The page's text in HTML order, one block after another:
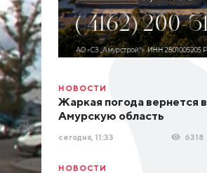
НОВОСТИ
Жаркая погода вернется в
Амурскую область
сегодня, 11:33 6318
НОВОСТИ